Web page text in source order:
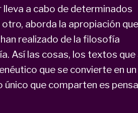
a cabo de determinados
aborda la apropiación que
realizado de la filosofía
Así las cosas, los textos que
que se convierte en un
que comparten es